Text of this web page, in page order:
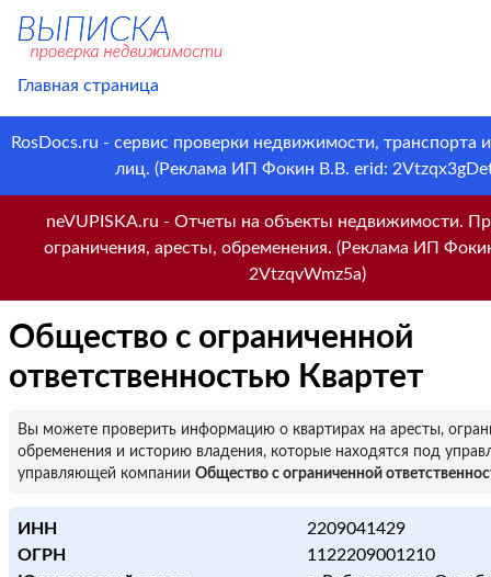
Главная страница
RosDocs.ru - сервис проверки недвижимости, транспорта
лиц. (Реклама ИП Фокин В.В. erid:
neVUPISKA.ru - Отчеты на объекты недвижимости.
ограничения, аресты, обременения. (Реклама ИП
2VtzqvWmz5a)
Общество с ограниченной
ответственностью Квартет
Вы можете проверить информацию о квартирах на аресты,
обременения и историю владения, которые находятся под
управляющей компании Общество с ограниченной
ИНН
2209041429
ОГРН
1122209001210